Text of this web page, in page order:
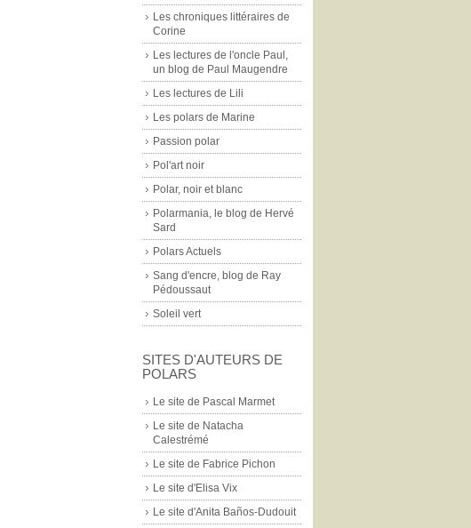
Les chroniques littéraires de
Corine
Les lectures de l'oncle Paul,
un blog de Paul Maugendre
Les lectures de Lili
Les polars de Marine
Passion polar
Pol'art noir
Polar, noir et blanc
Polarmania, le blog de Hervé
Sard
Polars Actuels
Sang d'encre, blog de Ray
Pédoussaut
Soleil vert
SITES D'AUTEURS DE
POLARS
Le site de Pascal Marmet
Le site de Natacha
Calestrémé
Le site de Fabrice Pichon
Le site d'Elisa Vix
Le site d'Anita Baños-Dudouit